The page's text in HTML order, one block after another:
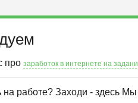
про заработок в интернете на
на работе? Заходи - здесь